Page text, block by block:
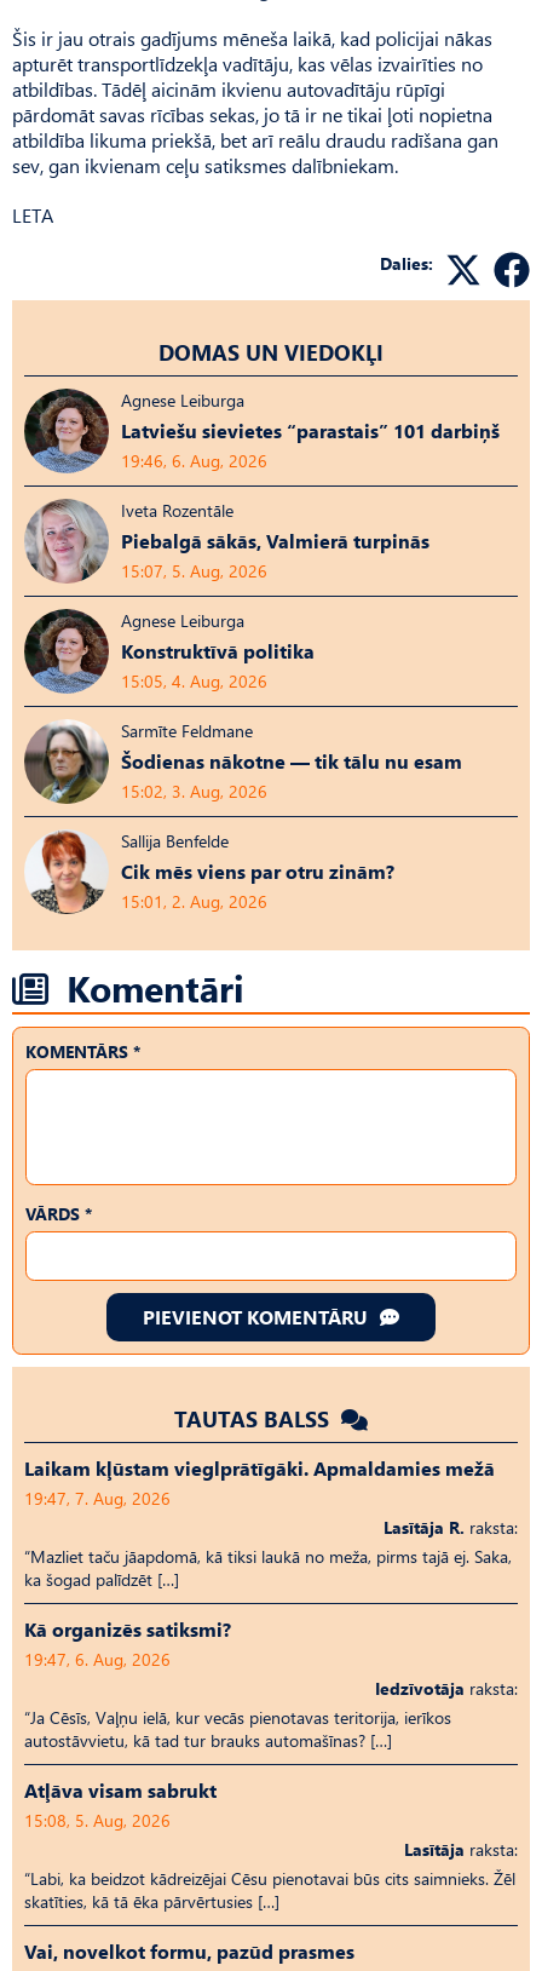
Šis ir jau otrais gadījums mēneša laikā, kad policijai nākas
apturēt transportlīdzekļa vadītāju, kas vēlas izvairīties no
atbildības. Tādēļ aicinām ikvienu autovadītāju rūpīgi
pārdomāt savas rīcības sekas, jo tā ir ne tikai ļoti nopietna
atbildība likuma priekšā, bet arī reālu draudu radīšana gan
sev, gan ikvienam ceļu satiksmes dalībniekam.
LETA
Dalies:
DOMAS UN VIEDOKĻI
Agnese Leiburga
Latviešu sievietes “parastais” 101 darbiņš
19:46, 6. Aug, 2026
Iveta Rozentāle
Piebalgā sākās, Valmierā turpinās
15:07, 5. Aug, 2026
Agnese Leiburga
Konstruktīvā politika
15:05, 4. Aug, 2026
Sarmīte Feldmane
Šodienas nākotne — tik tālu nu esam
15:02, 3. Aug, 2026
Sallija Benfelde
Cik mēs viens par otru zinām?
15:01, 2. Aug, 2026
Komentāri
KOMENTĀRS *
VĀRDS *
PIEVIENOT KOMENTĀRU
TAUTAS BALSS
Laikam kļūstam vieglprātīgāki. Apmaldamies mežā
19:47, 7. Aug, 2026
Lasītāja R. raksta:
“Mazliet taču jāapdomā, kā tiksi laukā no meža, pirms tajā ej. Saka,
ka šogad palīdzēt […]
Kā organizēs satiksmi?
19:47, 6. Aug, 2026
Iedzīvotāja raksta:
“Ja Cēsīs, Vaļņu ielā, kur vecās pienotavas teritorija, ierīkos
autostāvvietu, kā tad tur brauks automašīnas? […]
Atļāva visam sabrukt
15:08, 5. Aug, 2026
Lasītāja raksta:
“Labi, ka beidzot kādreizējai Cēsu pienotavai būs cits saimnieks. Žēl
skatīties, kā tā ēka pārvērtusies […]
Vai, novelkot formu, pazūd prasmes